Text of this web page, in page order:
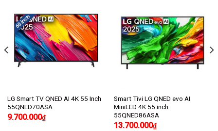
LG Smart TV QNED AI 4K 55 Inch
55QNED70ASA
9.700.000₫
Smart Tivi LG QNED evo AI
MiniLED 4K 55 inch
55QNED86ASA
13.700.000₫